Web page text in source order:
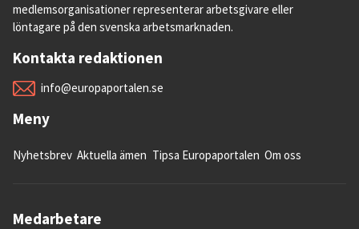
medlemsorganisationer representerar arbetsgivare eller
löntagare på den svenska arbetsmarknaden.
Kontakta redaktionen
info@europaportalen.se
Meny
Nyhetsbrev Aktuella ämen Tipsa Europaportalen Om oss
Medarbetare